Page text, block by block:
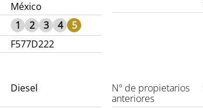
México
1 2 3 4
5
F577D222
Diesel
Nº de propietarios
anteriores